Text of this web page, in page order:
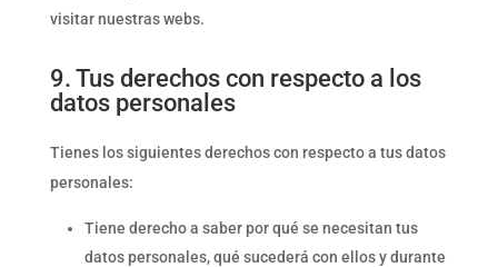
visitar nuestras webs.
9. Tus derechos con respecto a los
datos personales
Tienes los siguientes derechos con respecto a tus datos
personales:
Tiene derecho a saber por qué se necesitan tus
datos personales, qué sucederá con ellos y durante